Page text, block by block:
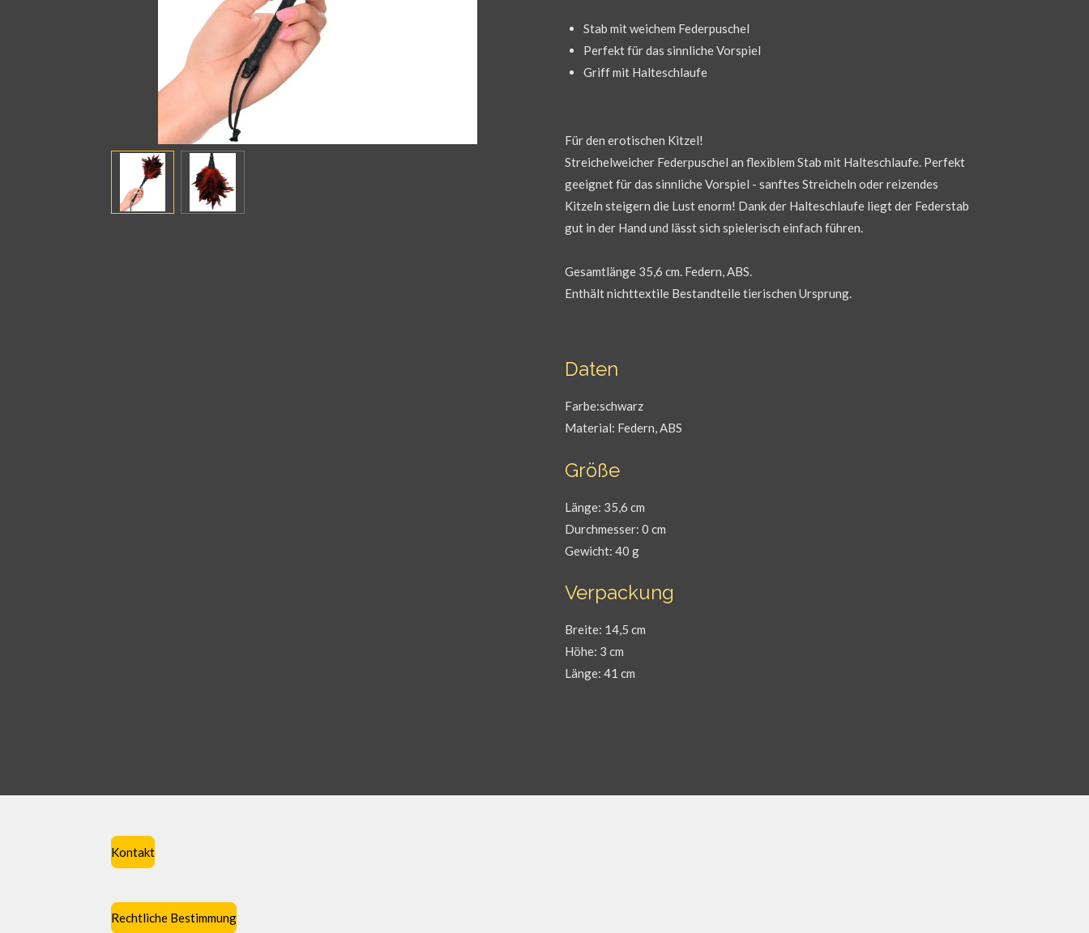
Stab mit weichem Federpuschel
Perfekt für das sinnliche Vorspiel
Griff mit Halteschlaufe
Für den erotischen Kitzel!
Streichelweicher Federpuschel an flexiblem Stab mit Halteschlaufe. Perfekt
geeignet für das sinnliche Vorspiel - sanftes Streicheln oder reizendes
Kitzeln steigern die Lust enorm! Dank der Halteschlaufe liegt der Federstab
gut in der Hand und lässt sich spielerisch einfach führen.
Gesamtlänge 35,6 cm. Federn, ABS.
Enthält nichttextile Bestandteile tierischen Ursprung.
Daten
Farbe:schwarz
Material: Federn, ABS
Größe
Länge: 35,6 cm
Durchmesser: 0 cm
Gewicht: 40 g
Verpackung
Breite: 14,5 cm
Höhe: 3 cm
Länge: 41 cm
Kontakt
Rechtliche Bestimmung